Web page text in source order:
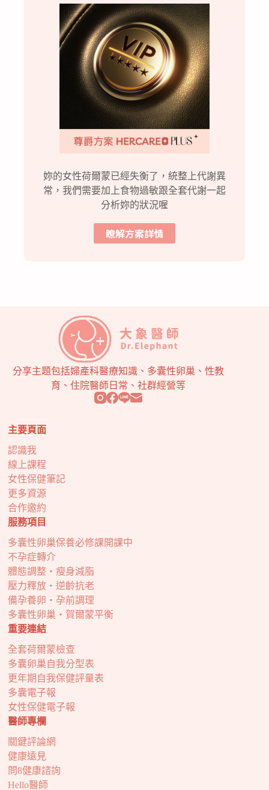
妳的女性荷爾蒙已經失衡了，統整上代謝異
常，我們需要加上食物過敏跟全套代謝一起
分析妳的狀況喔
瞭解方案詳情
分享主題包括婦產科醫療知識、多囊性卵巢、性教
育、住院醫師日常、社群經營等
主要頁面
認識我
線上課程
女性保健筆記
更多資源
合作邀約
服務項目
多囊性卵巢保養必修課開課中
不孕症轉介
體態調整・瘦身減脂
壓力釋放・逆齡抗老
備孕養卵・孕前調理
多囊性卵巢・賀爾蒙平衡
重要連結
全套荷爾蒙檢查
多囊卵巢自我分型表
更年期自我保健評量表
多囊電子報
女性保健電子報
醫師專欄
關鍵評論網
健康遠見
問8健康諮詢
Hello醫師